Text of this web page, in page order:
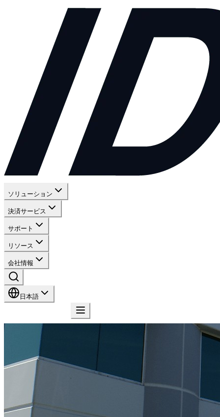
ソリューション
決済サービス
サポート
リソース
会社情報
日本語